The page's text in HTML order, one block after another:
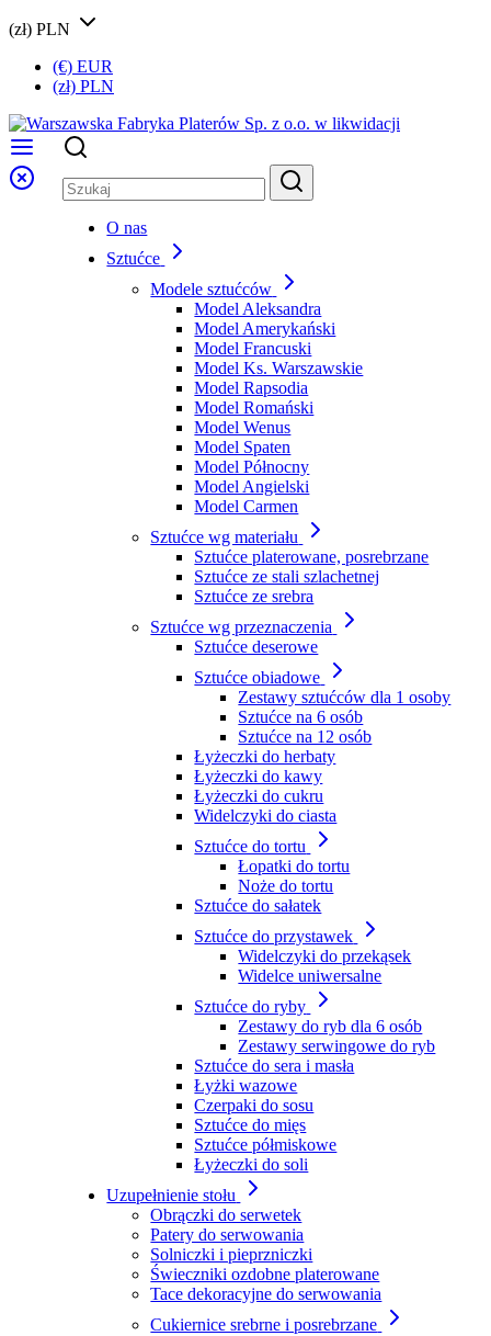
(zł) PLN
(€) EUR
(zł) PLN
O nas
Sztućce
Modele sztućców
Model Aleksandra
Model Amerykański
Model Francuski
Model Ks. Warszawskie
Model Rapsodia
Model Romański
Model Wenus
Model Spaten
Model Północny
Model Angielski
Model Carmen
Sztućce wg materiału
Sztućce platerowane, posrebrzane
Sztućce ze stali szlachetnej
Sztućce ze srebra
Sztućce wg przeznaczenia
Sztućce deserowe
Sztućce obiadowe
Zestawy sztućców dla 1 osoby
Sztućce na 6 osób
Sztućce na 12 osób
Łyżeczki do herbaty
Łyżeczki do kawy
Łyżeczki do cukru
Widelczyki do ciasta
Sztućce do tortu
Łopatki do tortu
Noże do tortu
Sztućce do sałatek
Sztućce do przystawek
Widelczyki do przekąsek
Widelce uniwersalne
Sztućce do ryby
Zestawy do ryb dla 6 osób
Zestawy serwingowe do ryb
Sztućce do sera i masła
Łyżki wazowe
Czerpaki do sosu
Sztućce do mięs
Sztućce półmiskowe
Łyżeczki do soli
Uzupełnienie stołu
Obrączki do serwetek
Patery do serwowania
Solniczki i pieprzniczki
Świeczniki ozdobne platerowane
Tace dekoracyjne do serwowania
Cukiernice srebrne i posrebrzane